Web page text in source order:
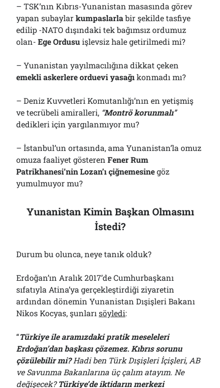
– TSK’nın Kıbrıs-Yunanistan masasında görev
yapan subaylarkumpaslarlabir şekilde tasfiye
edilip -NATO dışındaki tek bağımsız ordumuz
olan-Ege Ordusuişlevsiz hale getirilmedi mi?
– Yunanistan yayılmacılığına dikkat çeken
emekli askerlere orduevi yasağıkonmadı mı?
– Deniz Kuvvetleri Komutanlığı’nın en yetişmiş
ve tecrübeli amiralleri, “Montrö korunmalı”
dedikleri için yargılanmıyor mu?
– İstanbul’un ortasında, ama Yunanistan’la omuz
omuza faaliyet gösterenFener Rum
Patrikhanesi’nin Lozan’ı çiğnemesinegöz
yumulmuyor mu?
Yunanistan Kimin Başkan Olmasını
İstedi?
Durum bu olunca, neye tanık olduk?
Erdoğan’ın Aralık 2017’de Cumhurbaşkanı
sıfatıyla Atina’ya gerçekleştirdiği ziyaretin
ardından dönemin Yunanistan Dışişleri Bakanı
Nikos Kocyas, şunlarısöyledi:
“Türkiye ile aramızdaki pratik meseleleri
Erdoğan’dan başkası çözemez. Kıbrıs sorunu
çözülebilir mi?Hadi ben Türk Dışişleri İçişleri, AB
ve Savunma Bakanlarına üç çalım atayım. Ne
değişecek?Türkiye’de iktidarın merkezi